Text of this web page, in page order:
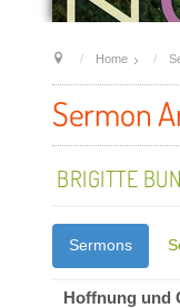
Home
Sermon
BRIGITTE
Sermons
Hoffnung und